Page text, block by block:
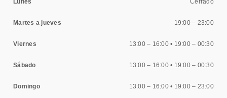
Lunes Cerrado
Martes a jueves 19:00 – 23:00
Viernes 13:00 – 16:00 • 19:00 – 00:30
Sábado 13:00 – 16:00 • 19:00 – 00:30
Domingo 13:00 – 16:00 • 19:00 – 23:00